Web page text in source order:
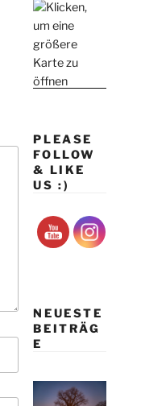
PLEASE
FOLLOW
& LIKE
US :)
NEUESTE
BEITRÄG
E